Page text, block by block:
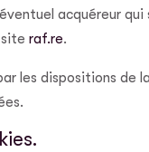
acquéreur
raf.re.
les dispositions de